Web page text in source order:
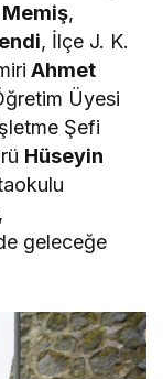
,
, İlçe J. K.
Ahmet
Üyesi
Şefi
Hüseyin
geleceğe